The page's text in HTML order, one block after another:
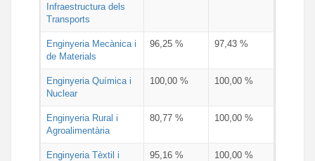
Infraestructura dels
Transports
Enginyeria Mecànica i
de Materials
96,25 % 97,43 %
Enginyeria Química i
Nuclear
100,00 % 100,00 %
Enginyeria Rural i
Agroalimentària
80,77 % 100,00 %
Enginyeria Tèxtil i
95,16 % 100,00 %